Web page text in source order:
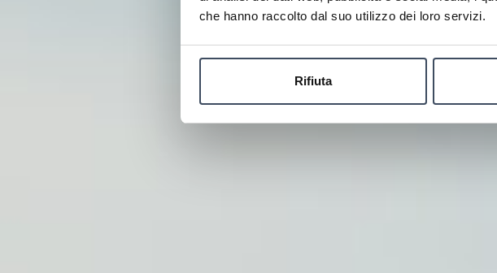
che hanno raccolto dal suo utilizzo dei loro servizi.
Rifiuta